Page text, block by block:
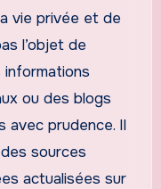
vie privée et de
l’objet de
informations
ou des blogs
avec prudence. Il
sources
actualisées sur